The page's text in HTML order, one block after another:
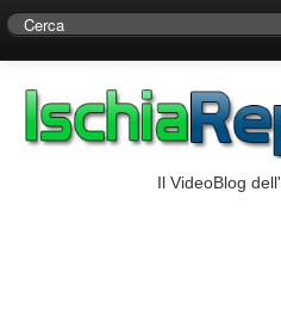
Centro di Ricerche Storiche
Il VideoBlog